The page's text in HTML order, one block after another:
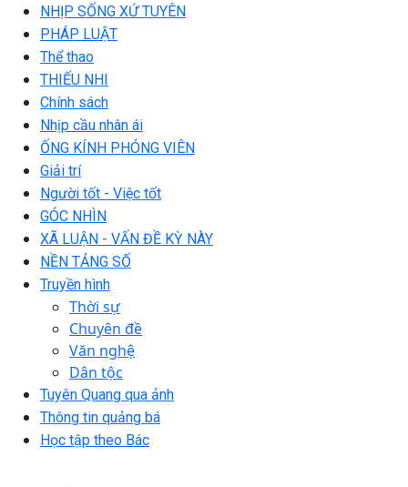
NHỊP SỐNG XỨ TUYÊN
PHÁP LUẬT
Thể thao
THIẾU NHI
Chính sách
Nhịp cầu nhân ái
ỐNG KÍNH PHÓNG VIÊN
Giải trí
Người tốt - Việc tốt
GÓC NHÌN
XÃ LUẬN - VẤN ĐỀ KỲ NÀY
NỀN TẢNG SỐ
Truyền hình
Thời sự
Chuyên đề
Văn nghệ
Dân tộc
Tuyên Quang qua ảnh
Thông tin quảng bá
Học tập theo Bác